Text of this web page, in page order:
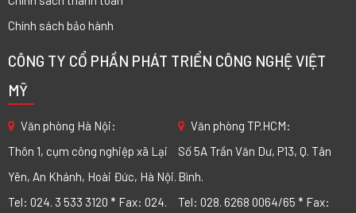
Chính sách bảo hành
CÔNG TY CỔ PHẦN PHÁT TRIỂN CÔNG NGHỆ VIỆT
MỸ
Văn phòng Hà Nội:
Thôn 1, cụm công nghiệp xã Lại
Yên, An Khánh, Hoài Đức, Hà Nội.
Tel: 024. 3 533 3120 * Fax: 024.
Văn phòng TP.HCM:
Số 5A Trần Văn Dư, P13, Q. Tân
Bình.
Tel: 028. 6268 0064/65 * Fax: